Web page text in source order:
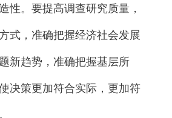
性。要提高调查研究质量，
式，准确把握经济社会发展
新趋势，准确把握基层所
决策更加符合实际，更加符